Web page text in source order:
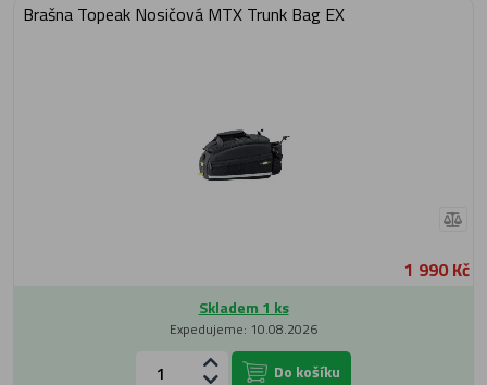
Brašna Topeak Nosičová MTX Trunk Bag EX
1 990 Kč
Skladem 1 ks
Expedujeme: 10.08.2026
Do košíku